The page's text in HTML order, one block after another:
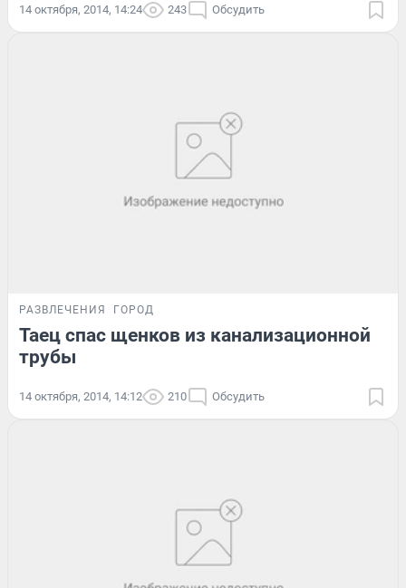
14 октября, 2014, 14:24 243 Обсудить
РАЗВЛЕЧЕНИЯ ГОРОД
Таец спас щенков из канализационной
трубы
14 октября, 2014, 14:12 210 Обсудить